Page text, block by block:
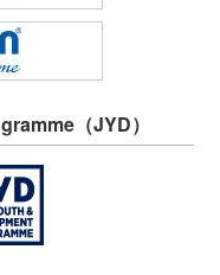
（JYD）